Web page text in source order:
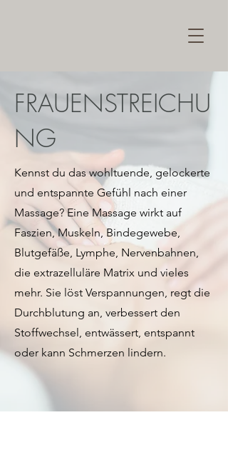
FRAUENSTREICHU
NG
Kennst du das wohltuende, gelockerte
und entspannte Gefühl nach einer
Massage? Eine Massage wirkt auf
Faszien, Muskeln, Bindegewebe,
Blutgefäße, Lymphe, Nervenbahnen,
die extrazelluläre Matrix und vieles
mehr. Sie löst Verspannungen, regt die
Durchblutung an, verbessert den
Stoffwechsel, entwässert, entspannt
oder kann Schmerzen lindern.